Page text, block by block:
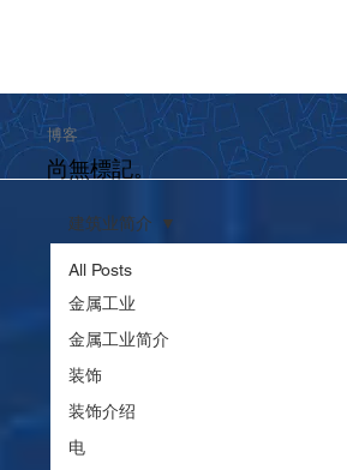
All Posts
金属工业
金属工业简介
装饰
装饰介绍
电
建筑业简介
博客
尚無標記。